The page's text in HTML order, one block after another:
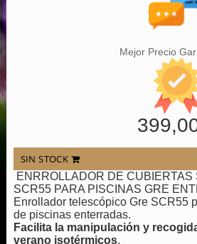
Mejor Precio
SIN STOCK
ENRROLLADOR DE CUBIERTAS
SCR55 PARA PISCINAS GRE
Enrollador telescópico Gre SCR55
de piscinas enterradas.
Facilita la manipulación y
verano isotérmicos.